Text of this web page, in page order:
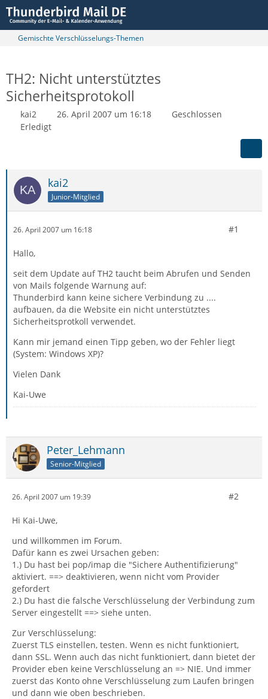
Gemischte Verschlüsselungs-Themen
TH2: Nicht unterstütztes
Sicherheitsprotokoll
kai2 26. April 2007 um 16:18
Geschlossen
Erledigt
kai2
Junior-Mitglied
26. April 2007 um 16:18 #1
Hallo,
seit dem Update auf TH2 taucht beim Abrufen und Senden
von Mails folgende Warnung auf:
Thunderbird kann keine sichere Verbindung zu ....
aufbauen, da die Website ein nicht unterstütztes
Sicherheitsprotkoll verwendet.
Kann mir jemand einen Tipp geben, wo der Fehler liegt
(System: Windows XP)?
Vielen Dank
Kai-Uwe
Peter_Lehmann
Senior-Mitglied
26. April 2007 um 19:39 #2
Hi Kai-Uwe,
und willkommen im Forum.
Dafür kann es zwei Ursachen geben:
1.) Du hast bei pop/imap die "Sichere Authentifizierung"
aktiviert. ==> deaktivieren, wenn nicht vom Provider
gefordert
2.) Du hast die falsche Verschlüsselung der Verbindung zum
Server eingestellt ==> siehe unten.
Zur Verschlüsselung:
Zuerst TLS einstellen, testen. Wenn es nicht funktioniert,
dann SSL. Wenn auch das nicht funktioniert, dann bietet der
Provider eben keine Verschlüsselung an => NIE. Und immer
zuerst das Konto ohne Verschlüsselung zum Laufen bringen
und dann wie oben beschrieben.